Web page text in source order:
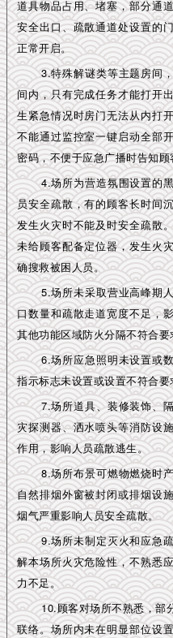
道具物品占用、堵塞，部分通
安全出口、疏散通道处设置的
正常开启。
3.特殊解谜类等主题房间
间内，只有完成任务才能打开
生紧急情况时房门无法从内打
不能通过监控室一键启动全部
密码，不便于应急广播时告知
4.场所为营造氛围设置的
员安全疏散，有的顾客长时间
发生火灾时不能及时安全疏散
未给顾客配备定位器，发生火
确搜救被困人员。
5.场所未采取营业高峰期
口数量和疏散走道宽度不足，
其他功能区域防火分隔不符合要
6.场所应急照明未设置或
指示标志未设置或设置不符合
7.场所道具、装修装饰、
灾探测器、洒水喷头等消防设
作用，影响人员疏散逃生。
8.场所布景可燃物燃烧时
自然排烟外窗被封闭或排烟设
烟气严重影响人员安全疏散。
9.场所未制定灭火和应急
解本场所火灾危险性，不熟悉
力不足。
10.顾客对场所不熟悉，部
联络。场所内未在明显部位设